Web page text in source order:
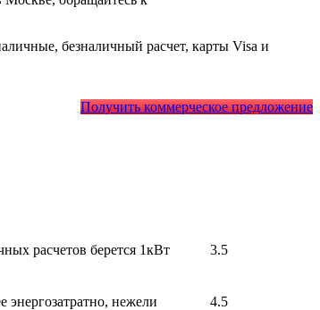
безналичный расчет, карты Visa и
Получить коммерческое предложение
расчетов берется 1кВт
3.5
нежели
4.5